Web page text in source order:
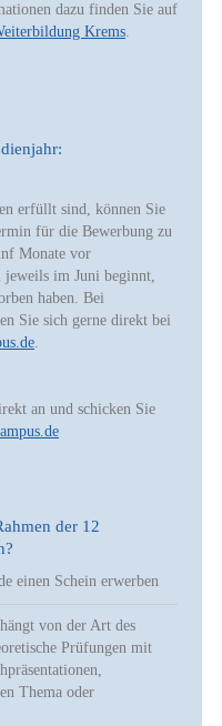
dazu finden Sie auf
Krems.
erfüllt sind, können Sie
für die Bewerbung zu
Monate vor
jeweils im Juni beginnt,
haben. Bei
Sie sich gerne direkt bei
.
an und schicken Sie
der 12
einen Schein erwerben
von der Art des
Prüfungen mit
Thema oder